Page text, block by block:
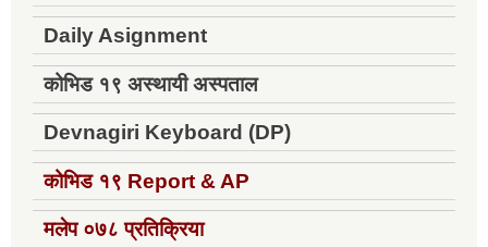
Daily Asignment
कोभिड १९ अस्थायी अस्पताल
Devnagiri Keyboard (DP)
कोभिड १९ Report & AP
मलेप ०७८ प्रतिक्रिया